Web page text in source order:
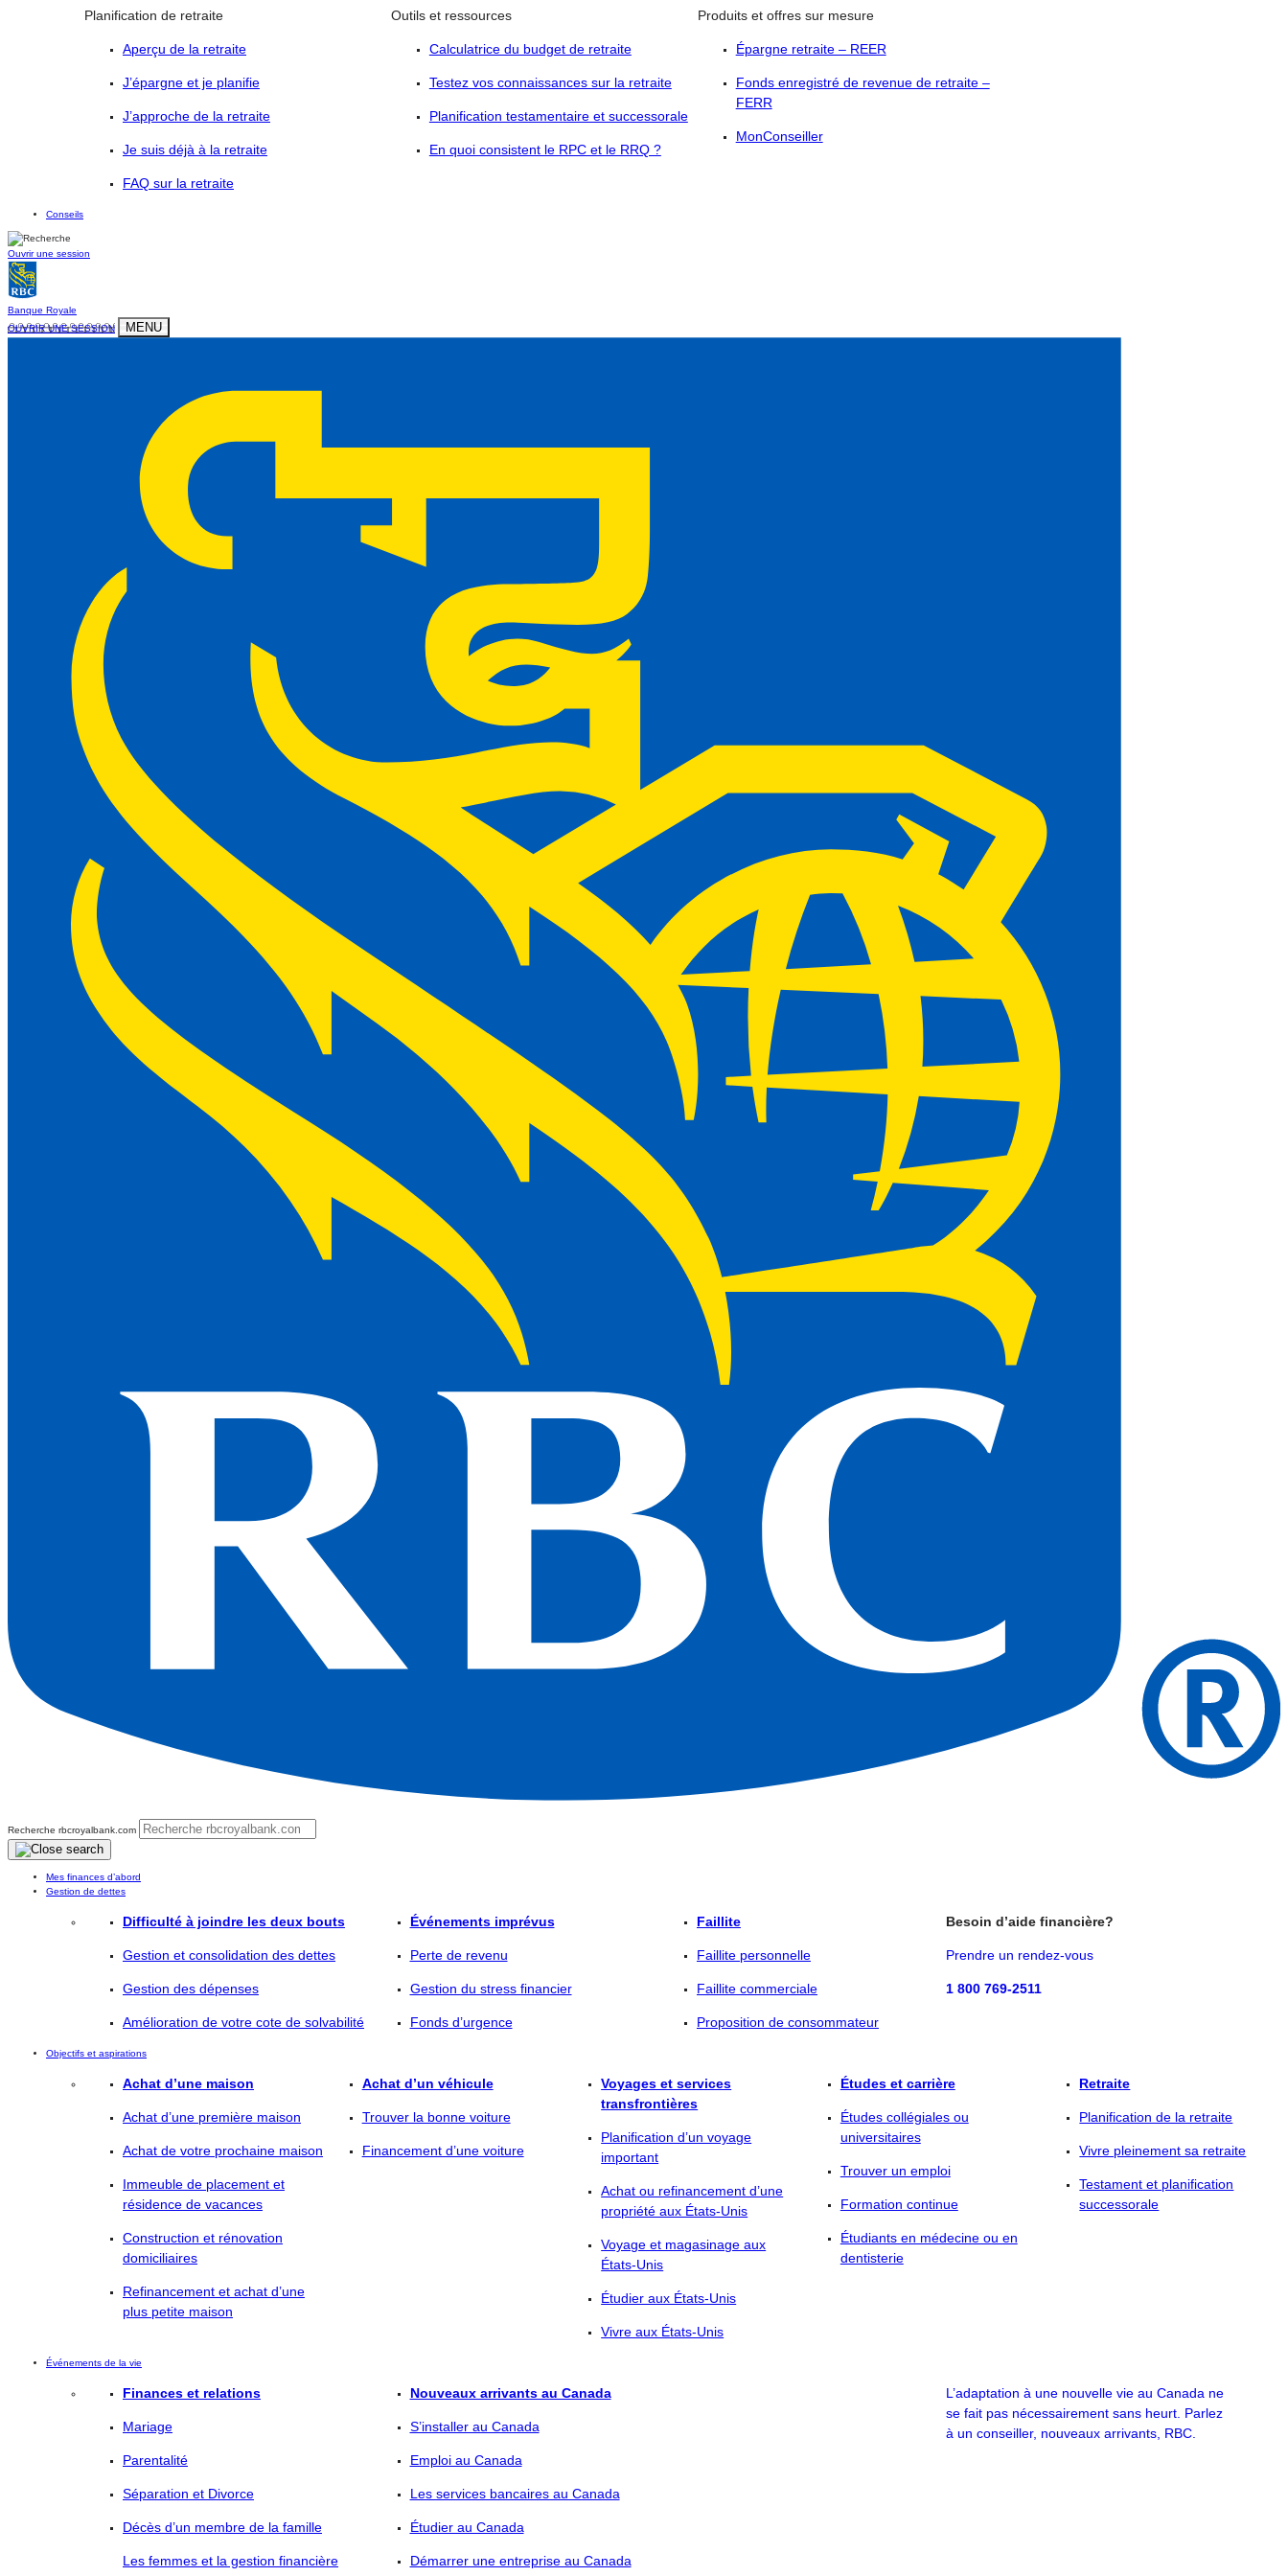
Planification de retraite
Aperçu de la retraite
J’épargne et je planifie
J’approche de la retraite
Je suis déjà à la retraite
FAQ sur la retraite
Outils et ressources
Calculatrice du budget de retraite
Testez vos connaissances sur la retraite
Planification testamentaire et successorale
En quoi consistent le RPC et le RRQ ?
Produits et offres sur mesure
Épargne retraite – REER
Fonds enregistré de revenue de retraite –
FERR
MonConseiller
Conseils
Ouvrir une session
Banque Royale
OUVRIR UNE SESSION
MENU
Recherche rbcroyalbank.com
Mes finances d’abord
Gestion de dettes
Difficulté à joindre les deux bouts
Gestion et consolidation des dettes
Gestion des dépenses
Amélioration de votre cote de solvabilité
Événements imprévus
Perte de revenu
Gestion du stress financier
Fonds d’urgence
Faillite
Faillite personnelle
Faillite commerciale
Proposition de consommateur
Besoin d’aide financière?
Prendre un rendez-vous
1 800 769-2511
Objectifs et aspirations
Achat d’une maison
Achat d’une première maison
Achat de votre prochaine maison
Immeuble de placement et
résidence de vacances
Construction et rénovation
domiciliaires
Refinancement et achat d’une
plus petite maison
Achat d’un véhicule
Trouver la bonne voiture
Financement d’une voiture
Voyages et services
transfrontières
Planification d’un voyage
important
Achat ou refinancement d’une
propriété aux États-Unis
Voyage et magasinage aux
États-Unis
Étudier aux États-Unis
Vivre aux États-Unis
Études et carrière
Études collégiales ou
universitaires
Trouver un emploi
Formation continue
Étudiants en médecine ou en
dentisterie
Retraite
Planification de la retraite
Vivre pleinement sa retraite
Testament et planification
successorale
Événements de la vie
Finances et relations
Mariage
Parentalité
Séparation et Divorce
Décès d’un membre de la famille
Les femmes et la gestion financière
Nouveaux arrivants au Canada
S’installer au Canada
Emploi au Canada
Les services bancaires au Canada
Étudier au Canada
Démarrer une entreprise au Canada
L’adaptation à une nouvelle vie au Canada ne
se fait pas nécessairement sans heurt. Parlez
à un conseiller, nouveaux arrivants, RBC.